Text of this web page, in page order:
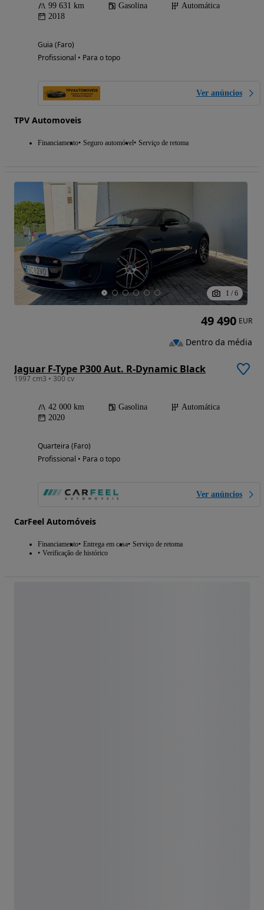
99 631 km Gasolina
Automática
2018
Guia (Faro)
Profissional • Para o topo
Ver anúncios
TPV Automoveis
Financiamento Seguro automóvel Serviço de retoma
1 / 6
Jaguar F-Type P300 Aut. R-Dynamic Black
1997 cm3 • 300 cv
42 000 km Gasolina
Automática
2020
Quarteira (Faro)
Profissional • Para o topo
Ver anúncios
CarFeel Automóveis
Financiamento Entrega em casa Serviço de retoma
Verificação de histórico
49 490 EUR
Dentro da média